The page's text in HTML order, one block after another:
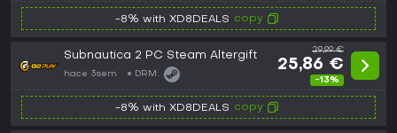
-8% with XD8DEALS copy
Subnautica 2 PC Steam Altergift
hace 3sem DRM:
29,99 €
25,86 €
-13%
-8% with XD8DEALS copy